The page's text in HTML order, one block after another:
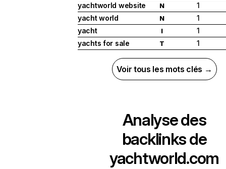
yachtworld website
N
1
yacht world
N
1
yacht
I
1
yachts for sale
T 1
Voir tous les mots clés →
Analyse des
backlinks de
yachtworld.com